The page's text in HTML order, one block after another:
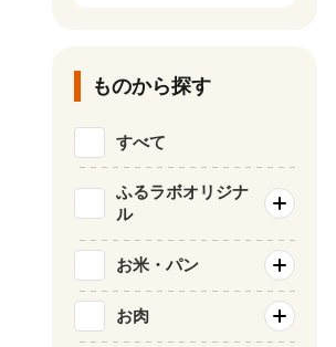
ものから探す
すべて
ふるラボオリジナ
ル
お米・パン
お肉